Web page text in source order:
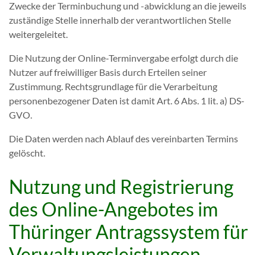
Zwecke der Terminbuchung und -abwicklung an die jeweils
zuständige Stelle innerhalb der verantwortlichen Stelle
weitergeleitet.
Die Nutzung der Online-Terminvergabe erfolgt durch die
Nutzer auf freiwilliger Basis durch Erteilen seiner
Zustimmung. Rechtsgrundlage für die Verarbeitung
personenbezogener Daten ist damit Art. 6 Abs. 1 lit. a) DS-
GVO.
Die Daten werden nach Ablauf des vereinbarten Termins
gelöscht.
Nutzung und Registrierung
des Online-Angebotes im
Thüringer Antragssystem für